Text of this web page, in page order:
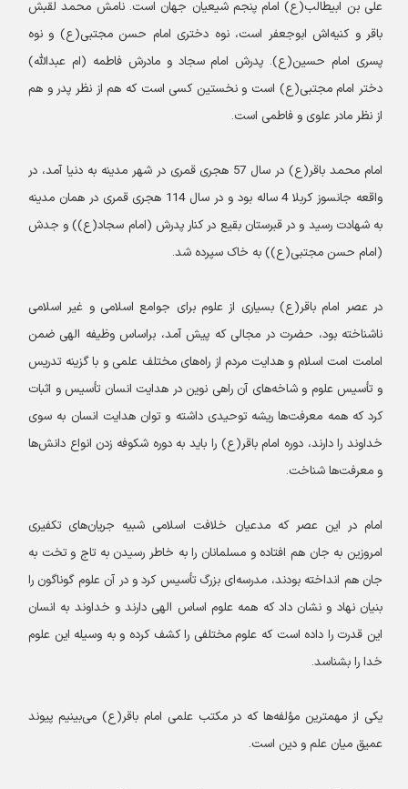
علی بن ابیطالب(ع) امام پنجم شیعیان جهان است. نامش محمد لقبش
باقر و کنیه‌اش ابوجعفر است، نوه دختری امام حسن مجتبی(ع) و نوه
پسری امام حسین(ع). پدرش امام سجاد و مادرش فاطمه (ام عبدالله)
دختر امام مجتبی(ع) است و نخستین کسی است که هم از نظر پدر و هم
از نظر مادر علوی و فاطمی است.
امام محمد باقر(ع) در سال 57 هجری قمری در شهر مدینه به دنیا آمد، در
واقعه جانسوز کربلا 4 ساله بود و در سال 114 هجری قمری در همان مدینه
به شهادت رسید و در قبرستان بقیع در کنار پدرش (امام سجاد(ع)) و جدش
(امام حسن مجتبی(ع)) به خاک سپرده شد.
در عصر امام باقر(ع) بسیاری از علوم برای جوامع اسلامی و غیر اسلامی
ناشناخته بود، حضرت در مجالی که پیش آمد، براساس وظیفه الهی ضمن
امامت امت اسلام و هدایت مردم از راه‌های مختلف علمی و با گزینه تدریس
و تأسیس علوم و شاخه‌های آن راهی نوین در هدایت انسان تأسیس و اثبات
کرد که همه معرفت‌ها ریشه توحیدی داشته و توان هدایت انسان به سوی
خداوند را دارند، دوره امام باقر(ع) را باید به دوره شکوفه زدن انواع دانش‌ها
و معرفت‌ها شناخت.
امام در این عصر که مدعیان خلافت اسلامی شبیه جریان‌های تکفیری
امروزین به جان هم افتاده و مسلمانان را به خاطر رسیدن به تاج و تخت به
جان هم انداخته بودند، مدرسه‌ای بزرگ تأسیس کرد و در آن علوم گوناگون را
بنیان نهاد و نشان داد که همه علوم اساس الهی دارند و خداوند به انسان
این قدرت را داده است که علوم مختلفی را کشف کرده و به وسیله این علوم
خدا را بشناسد.
یکی از مهمترین مؤلفه‌ها که در مکتب علمی امام باقر(ع) می‌بینیم پیوند
عمیق میان علم و دین است.